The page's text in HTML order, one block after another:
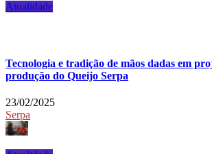
Atualidade
Tecnologia e tradição de mãos dadas em
produção do Queijo Serpa
23/02/2025
Serpa